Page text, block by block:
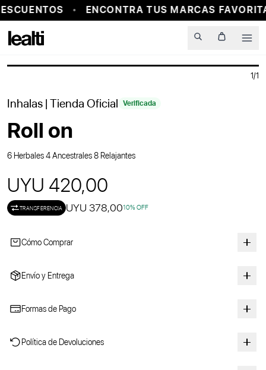
ENCONTRA TUS MARCAS
PROBADOR VIRTUAL
1/1
Inhalas | Tienda Oficial Verificada
Roll on
6 Herbales 4 Ancestrales 8 Relajantes
UYU 420,00
TRANSFERENCIA UYU 378,0010% OFF
Cómo Comprar
Envío y Entrega
Formas de Pago
Política de Devoluciones